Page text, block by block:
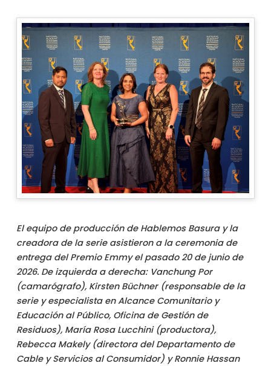
El equipo de producción de Hablemos Basura y la
creadora de la serie asistieron a la ceremonia de
entrega del Premio Emmy el pasado 20 de junio de
2026. De izquierda a derecha: Vanchung Por
(camarógrafo), Kirsten Büchner (responsable de la
serie y especialista en Alcance Comunitario y
Educación al Público, Oficina de Gestión de
Residuos), María Rosa Lucchini (productora),
Rebecca Makely (directora del Departamento de
Cable y Servicios al Consumidor) y Ronnie Hassan